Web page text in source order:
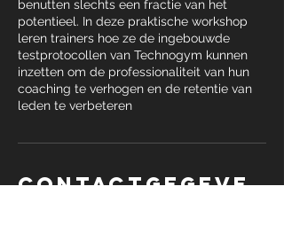
benutten slechts een fractie van het
potentieel. In deze praktische workshop
leren trainers hoe ze de ingebouwde
testprotocollen van Technogym kunnen
inzetten om de professionaliteit van hun
coaching te verhogen en de retentie van
leden te verbeteren
Contactgegeve